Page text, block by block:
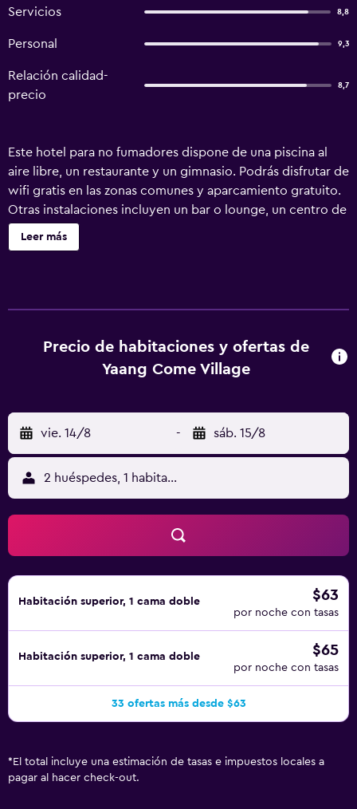
Servicios 8,8
Personal 9,3
Relación calidad-
precio
8,7
Este hotel para no fumadores dispone de una piscina al
aire libre, un restaurante y un gimnasio. Podrás disfrutar de
wifi gratis en las zonas comunes y aparcamiento gratuito.
Otras instalaciones incluyen un bar o lounge, un centro de
negocios y una piscina infantil. Yaang Come Village ofrece
42 alojamientos con aire acondicionado, caja fuerte y
con ducha, albornoces, zapatillas y artículos de higiene
personal gratuitos. Los huéspedes pueden navegar por la
escritorio y teléfono. Las habitaciones también incluyen
secador de pelo y cortinas opacas. Se ofrece servicio de
limpieza todos los días. En el alojamiento hay piscina al
aire libre y piscina infantil. Otros servicios de ocio y
esparcimiento incluyen gimnasio.
Leer más
Precio de habitaciones y ofertas de
Yaang Come Village
vie. 14/8 - sáb. 15/8
2 huéspedes, 1 habitación
Habitación superior, 1 cama doble $63
por noche con tasas
Habitación superior, 1 cama doble $65
por noche con tasas
33 ofertas más desde $63
* El total incluye una estimación de tasas e impuestos locales a
pagar al hacer check-out.